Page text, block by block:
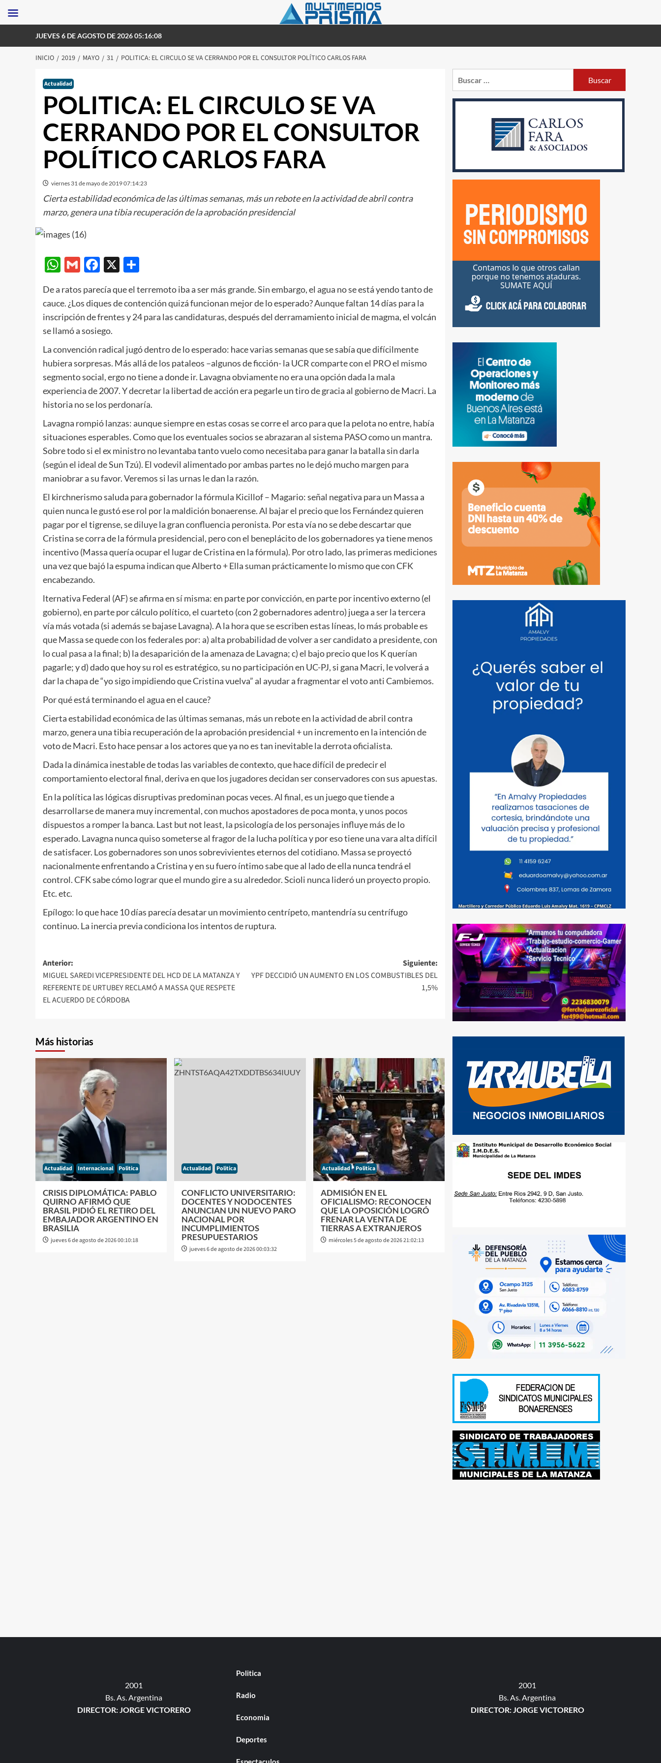
JUEVES 6 DE AGOSTO DE 2026 05:16:08
INICIO 2019 MAYO 31 POLITICA: EL CIRCULO SE VA CERRANDO POR EL CONSULTOR POLÍTICO CARLOS FARA
Actualidad
POLITICA: EL CIRCULO SE VA
CERRANDO POR EL CONSULTOR
POLÍTICO CARLOS FARA
viernes 31 de mayo de 2019 07:14:23
Cierta estabilidad económica de las últimas semanas, más un rebote en la actividad de abril contra
marzo, genera una tibia recuperación de la aprobación presidencial
WhatsApp
GmailFacebook
X
De a ratos parecía que el terremoto iba a ser más grande. Sin embargo, el agua no se está yendo tanto de
cauce. ¿Los diques de contención quizá funcionan mejor de lo esperado? Aunque faltan 14 días para la
inscripción de frentes y 24 para las candidaturas, después del derramamiento inicial de magma, el volcán
se llamó a sosiego.
La convención radical jugó dentro de lo esperado: hace varias semanas que se sabía que difícilmente
hubiera sorpresas. Más allá de los pataleos –algunos de ficción- la UCR comparte con el PRO el mismo
segmento social, ergo no tiene a donde ir. Lavagna obviamente no era una opción dada la mala
experiencia de 2007. Y decretar la libertad de acción era pegarle un tiro de gracia al gobierno de Macri. La
historia no se los perdonaría.
Lavagna rompió lanzas: aunque siempre en estas cosas se corre el arco para que la pelota no entre, había
situaciones esperables. Como que los eventuales socios se abrazaran al sistema PASO como un mantra.
Sobre todo si el ex ministro no levantaba tanto vuelo como necesitaba para ganar la batalla sin darla
(según el ideal de Sun Tzú). El vodevil alimentado por ambas partes no le dejó mucho margen para
maniobrar a su favor. Veremos si las urnas le dan la razón.
El kirchnerismo saluda para gobernador la fórmula Kicillof – Magario: señal negativa para un Massa a
quien nunca le gustó ese rol por la maldición bonaerense. Al bajar el precio que los Fernández quieren
pagar por el tigrense, se diluye la gran confluencia peronista. Por esta vía no se debe descartar que
Cristina se corra de la fórmula presidencial, pero con el beneplácito de los gobernadores ya tiene menos
incentivo (Massa quería ocupar el lugar de Cristina en la fórmula). Por otro lado, las primeras mediciones
una vez que bajó la espuma indican que Alberto + Ella suman prácticamente lo mismo que con CFK
encabezando.
lternativa Federal (AF) se afirma en sí misma: en parte por convicción, en parte por incentivo externo (el
gobierno), en parte por cálculo político, el cuarteto (con 2 gobernadores adentro) juega a ser la tercera
vía más votada (si además se bajase Lavagna). A la hora que se escriben estas líneas, lo más probable es
que Massa se quede con los federales por: a) alta probabilidad de volver a ser candidato a presidente, con
lo cual pasa a la final; b) la desaparición de la amenaza de Lavagna; c) el bajo precio que los K querían
pagarle; y d) dado que hoy su rol es estratégico, su no participación en UC-PJ, si gana Macri, le volverá a
dar la chapa de “yo sigo impidiendo que Cristina vuelva” al ayudar a fragmentar el voto anti Cambiemos.
Por qué está terminando el agua en el cauce?
Cierta estabilidad económica de las últimas semanas, más un rebote en la actividad de abril contra
marzo, genera una tibia recuperación de la aprobación presidencial + un incremento en la intención de
voto de Macri. Esto hace pensar a los actores que ya no es tan inevitable la derrota oficialista.
Dada la dinámica inestable de todas las variables de contexto, que hace difícil de predecir el
comportamiento electoral final, deriva en que los jugadores decidan ser conservadores con sus apuestas.
En la política las lógicas disruptivas predominan pocas veces. Al final, es un juego que tiende a
desarrollarse de manera muy incremental, con muchos apostadores de poca monta, y unos pocos
dispuestos a romper la banca. Last but not least, la psicología de los personajes influye más de lo
esperado. Lavagna nunca quiso someterse al fragor de la lucha política y por eso tiene una vara alta difícil
de satisfacer. Los gobernadores son unos sobrevivientes eternos del cotidiano. Massa se proyectó
nacionalmente enfrentando a Cristina y en su fuero íntimo sabe que al lado de ella nunca tendrá el
control. CFK sabe cómo lograr que el mundo gire a su alrededor. Scioli nunca lideró un proyecto propio.
Etc. etc.
Epílogo: lo que hace 10 días parecía desatar un movimiento centrípeto, mantendría su centrífugo
continuo. La inercia previa condiciona los intentos de ruptura.
Navegación
de
entradas
Anterior:
MIGUEL SAREDI VICEPRESIDENTE DEL HCD DE LA MATANZA Y
REFERENTE DE URTUBEY RECLAMÓ A MASSA QUE RESPETE
EL ACUERDO DE CÓRDOBA
Siguiente:
YPF DECCIDIÓ UN AUMENTO EN LOS COMBUSTIBLES DEL
1,5%
Más historias
Actualidad Internacional Politica
CRISIS DIPLOMÁTICA: PABLO
QUIRNO AFIRMÓ QUE
BRASIL PIDIÓ EL RETIRO DEL
EMBAJADOR ARGENTINO EN
BRASILIA
jueves 6 de agosto de 2026 00:10:18
Actualidad Politica
CONFLICTO UNIVERSITARIO:
DOCENTES Y NODOCENTES
ANUNCIAN UN NUEVO PARO
NACIONAL POR
INCUMPLIMIENTOS
PRESUPUESTARIOS
jueves 6 de agosto de 2026 00:03:32
Actualidad Politica
ADMISIÓN EN EL
OFICIALISMO: RECONOCEN
QUE LA OPOSICIÓN LOGRÓ
FRENAR LA VENTA DE
TIERRAS A EXTRANJEROS
miércoles 5 de agosto de 2026 21:02:13
2001
Bs. As. Argentina
DIRECTOR: JORGE VICTORERO
Politica
Radio
Economia
Deportes
2001
Bs. As. Argentina
DIRECTOR: JORGE VICTORERO